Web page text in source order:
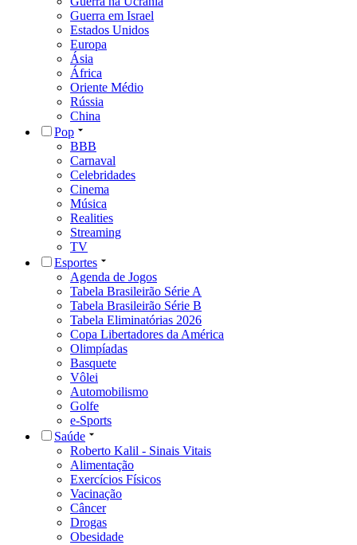
Guerra em Israel
Estados Unidos
Europa
Ásia
África
Oriente Médio
Rússia
China
Pop
BBB
Carnaval
Celebridades
Cinema
Música
Realities
Streaming
TV
Esportes
Agenda de Jogos
Tabela Brasileirão Série A
Tabela Brasileirão Série B
Tabela Eliminatórias 2026
Copa Libertadores da América
Olimpíadas
Basquete
Vôlei
Automobilismo
Golfe
e-Sports
Saúde
Roberto Kalil - Sinais Vitais
Alimentação
Exercícios Físicos
Vacinação
Câncer
Drogas
Obesidade